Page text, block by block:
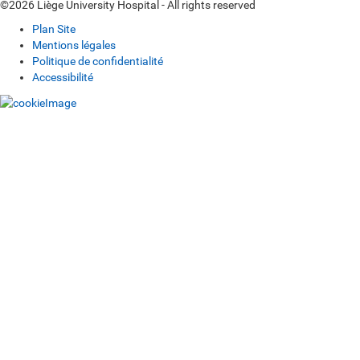
©2026 Liège University Hospital - All rights reserved
Plan Site
Mentions légales
Politique de confidentialité
Accessibilité